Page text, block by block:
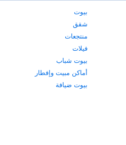
بيوت
شقق
منتجعات
فيلات
بيوت شباب
أماكن مبيت وإفطار
بيوت ضيافة